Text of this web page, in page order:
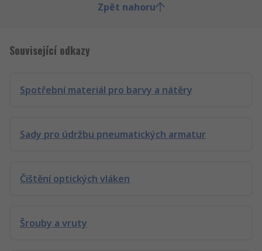
Zpět nahoru
Související odkazy
Spotřební materiál pro barvy a nátěry
Sady pro údržbu pneumatických armatur
Čištění optických vláken
Šrouby a vruty